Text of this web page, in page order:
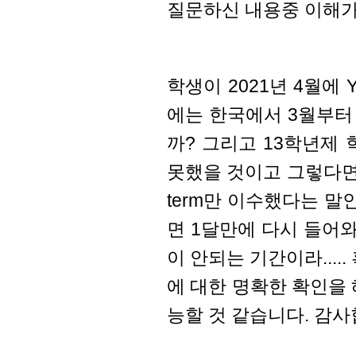
질문하신 내용중 이해
학생이 2021년 4월에
에는 한국에서 3월부
까? 그리고 13학년제
못했을 것이고 그렇다
term만 이수했다는 말
면 1달만에 다시 들어
이 안되는 기간이라
에 대한 명확한 확인을
능할 것 같습니다. 감